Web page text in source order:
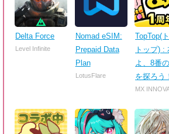
Delta Force
Level Infinite
Nomad eSIM:
Prepaid Data
Plan
LotusFlare
TopTop(
トップ) :
よ、8番
を探ろう
MX